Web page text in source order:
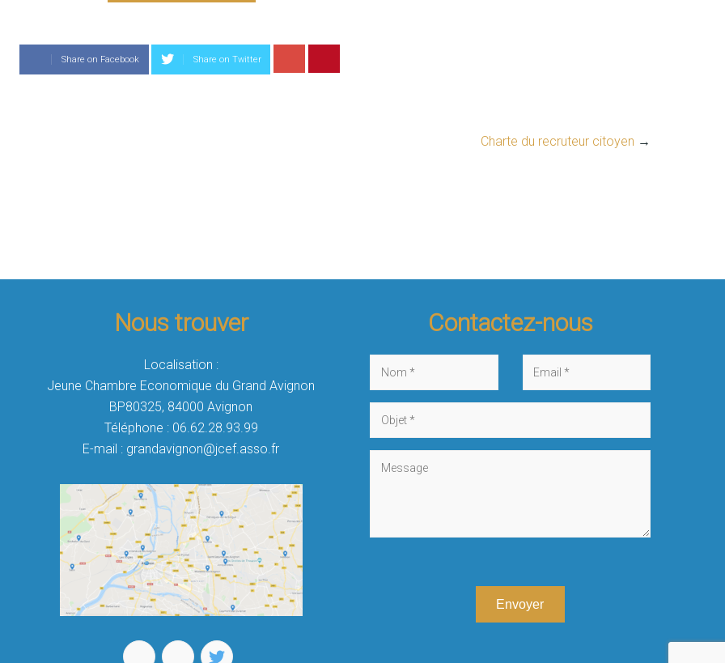
Share on Facebook Share on Twitter
Charte du recruteur citoyen →
Nous trouver
Localisation :
Jeune Chambre Economique du Grand Avignon
BP80325, 84000 Avignon
Téléphone : 06.62.28.93.99
E-mail : grandavignon@jcef.asso.fr
Contactez-nous